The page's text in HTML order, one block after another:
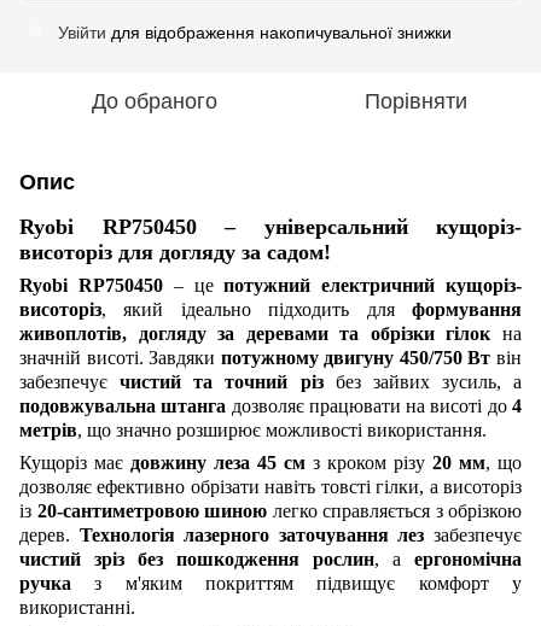
Увійти для відображення накопичувальної знижки
До обраного Порівняти
Опис
Ryobi RP750450 – універсальний кущоріз-
висоторіз для догляду за садом!
Ryobi RP750450– цепотужний електричний кущоріз-
висоторіз, який ідеально підходить для формування
живоплотів, догляду за деревами та обрізки гілок на
значній висоті. Завдяки потужному двигуну 450/750 Вт він
забезпечуєчистий та точний різбез зайвих зусиль, а
подовжувальна штанга дозволяє працювати на висоті до4
метрів, що значно розширює можливості використання.
Кущоріз має довжину леза 45 см з кроком різу 20 мм, що
дозволяє ефективно обрізати навіть товсті гілки, а висоторіз
із 20-сантиметровою шиною легко справляється з обрізкою
дерев. Технологія лазерного заточування лез забезпечує
чистий зріз без пошкодження рослин, а ергономічна
ручка з м'яким покриттям підвищує комфорт у
використанні.